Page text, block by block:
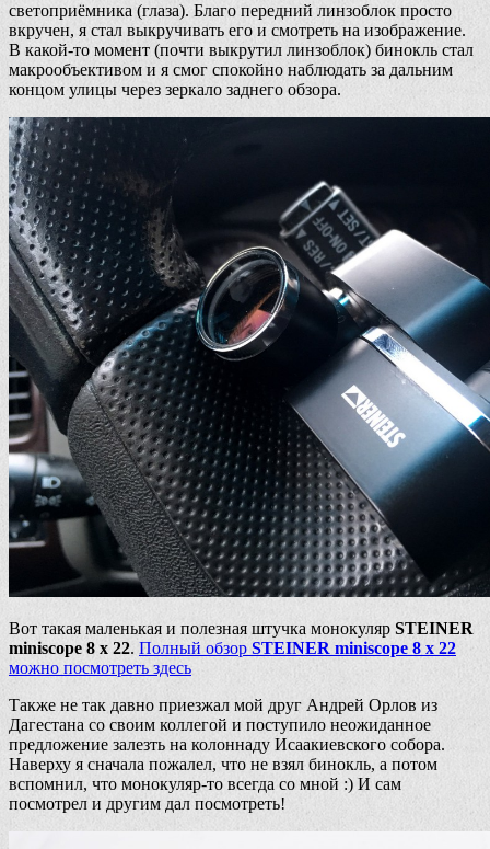
светоприёмника (глаза). Благо передний линзоблок просто
вкручен, я стал выкручивать его и смотреть на изображение.
В какой-то момент (почти выкрутил линзоблок) бинокль стал
макрообъективом и я смог спокойно наблюдать за дальним
концом улицы через зеркало заднего обзора.
Вот такая маленькая и полезная штучка монокуляр STEINER
miniscope 8 x 22. Полный обзор STEINER miniscope 8 x 22
можно посмотреть здесь
Также не так давно приезжал мой друг Андрей Орлов из
Дагестана со своим коллегой и поступило неожиданное
предложение залезть на колоннаду Исаакиевского собора.
Наверху я сначала пожалел, что не взял бинокль, а потом
вспомнил, что монокуляр-то всегда со мной :) И сам
посмотрел и другим дал посмотреть!